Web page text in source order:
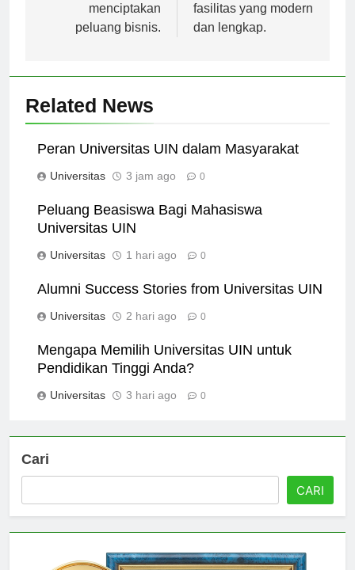
menciptakan
peluang bisnis.
fasilitas yang modern
dan lengkap.
Related News
Peran Universitas UIN dalam Masyarakat
Universitas 3 jam ago 0
Peluang Beasiswa Bagi Mahasiswa
Universitas UIN
Universitas 1 hari ago 0
Alumni Success Stories from Universitas UIN
Universitas 2 hari ago 0
Mengapa Memilih Universitas UIN untuk
Pendidikan Tinggi Anda?
Universitas 3 hari ago 0
Cari
CARI